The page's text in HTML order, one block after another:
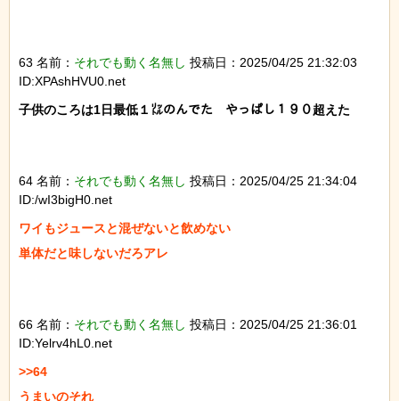
63 名前： それでも動く名無し 投稿日：2025/04/25 21:32:03
ID:XPAshHVU0.net
子供のころは1日最低１㍑のんでた　やっぱし１９０超えた
64 名前： それでも動く名無し 投稿日：2025/04/25 21:34:04
ID:/wI3bigH0.net
ワイもジュースと混ぜないと飲めない
単体だと味しないだろアレ
66 名前： それでも動く名無し 投稿日：2025/04/25 21:36:01
ID:Yelrv4hL0.net
>>64
うまいのそれ